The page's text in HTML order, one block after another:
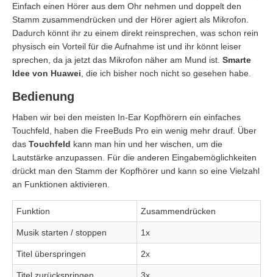
Einfach einen Hörer aus dem Ohr nehmen und doppelt den
Stamm zusammendrücken und der Hörer agiert als Mikrofon.
Dadurch könnt ihr zu einem direkt reinsprechen, was schon rein
physisch ein Vorteil für die Aufnahme ist und ihr könnt leiser
sprechen, da ja jetzt das Mikrofon näher am Mund ist. Smarte
Idee von Huawei , die ich bisher noch nicht so gesehen habe.
Bedienung
Haben wir bei den meisten In-Ear Kopfhörern ein einfaches
Touchfeld, haben die FreeBuds Pro ein wenig mehr drauf. Über
das Touchfeld kann man hin und her wischen, um die
Lautstärke anzupassen. Für die anderen Eingabemöglichkeiten
drückt man den Stamm der Kopfhörer und kann so eine Vielzahl
an Funktionen aktivieren.
Funktion Zusammendrücken
Musik starten / stoppen 1x
Titel überspringen 2x
Titel zurückspringen 3x